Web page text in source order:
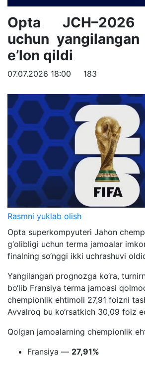
Opta JCH–2026
uchun
e’lon qildi
07.07.2026 18:00 183
Rasmni yuklab olish
Opta superkompyuteri Jahon
g‘olibligi uchun terma jamoalar
finalning so‘nggi ikki uchrashuvi
Yangilangan prognozga ko‘ra,
bo‘lib Fransiya terma jamoasi
chempionlik ehtimoli 27,91 foizni
Avvalroq bu ko‘rsatkich 30,09 foiz
Qolgan jamoalarning chempionlik
Fransiya — 27,91%